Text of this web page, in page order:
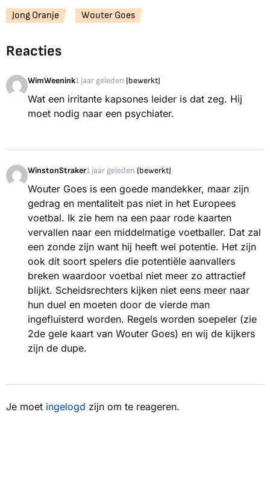
Jong Oranje Wouter Goes
Reacties
WimWeenink1 jaar geleden (bewerkt)
Wat een irritante kapsones leider is dat zeg. Hij
moet nodig naar een psychiater.
WinstonStraker1 jaar geleden (bewerkt)
Wouter Goes is een goede mandekker, maar zijn
gedrag en mentaliteit pas niet in het Europees
voetbal. Ik zie hem na een paar rode kaarten
vervallen naar een middelmatige voetballer. Dat zal
een zonde zijn want hij heeft wel potentie. Het zijn
ook dit soort spelers die potentiële aanvallers
breken waardoor voetbal niet meer zo attractief
blijkt. Scheidsrechters kijken niet eens meer naar
hun duel en moeten door de vierde man
ingefluisterd worden. Regels worden soepeler (zie
2de gele kaart van Wouter Goes) en wij de kijkers
zijn de dupe.
Je moet ingelogd zijn om te reageren.